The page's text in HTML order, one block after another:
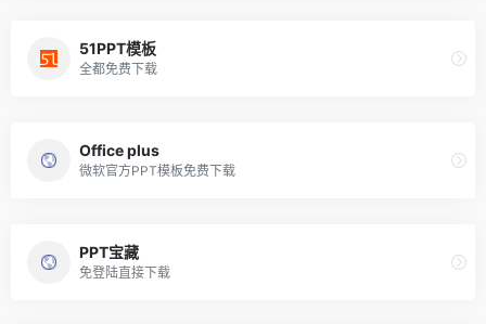
51PPT模板
全都免费下载
Office plus
微软官方PPT模板免费下载
PPT宝藏
免登陆直接下载